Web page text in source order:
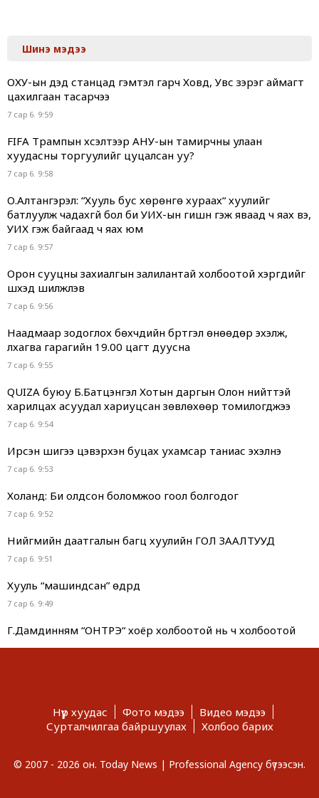
Шинэ мэдээ
ОХУ-ын дэд станцад гэмтэл гарч Ховд, Увс зэрэг аймагт
цахилгаан тасарчээ
7 сар 6. 9:59
FIFA Трампын хүсэлтээр АНУ-ын тамирчны улаан
хуудасны торгуулийг цуцалсан уу?
7 сар 6. 9:58
О.Алтангэрэл: “Хууль бус хөрөнгө хураах“ хуулийг
батлуулж чадахгүй бол би УИХ-ын гишүүн гэж яваад ч яах вэ,
УИХ гэж байгаад ч яах юм
7 сар 6. 9:57
Орон сууцны захиалгын залилантай холбоотой хэргүүдийг
шүүхэд шилжүүлэв
7 сар 6. 9:56
Наадмаар зодоглох бөхчүүдийн бүртгэл өнөөдөр эхэлж,
лхагва гарагийн 19.00 цагт дуусна
7 сар 6. 9:55
QUIZA буюу Б.Батцэнгэл Хотын даргын Олон нийттэй
харилцах асуудал хариуцсан зөвлөхөөр томилогджээ
7 сар 6. 9:54
Ирсэн шигээ цэвэрхэн буцах ухамсар таниас эхэлнэ
7 сар 6. 9:53
Холанд: Би олдсон боломжоо гоол болгодог
7 сар 6. 9:52
Нийгмийн даатгалын багц хуулийн ГОЛ ЗААЛТУУД
7 сар 6. 9:51
Хууль “машиндсан” өдрүүд
7 сар 6. 9:49
Г.Дамдинням “ОНТРЭ“ хоёр холбоотой нь ч холбоотой
юм...
7 сар 6. 9:46
Харин МАНай хэд...
Нүүр хуудас Фото мэдээ
Видео мэдээ
Сурталчилгаа байршуулах
Холбоо барих
© 2007 - 2026 он. Today News | Professional Agency бүтээсэн.